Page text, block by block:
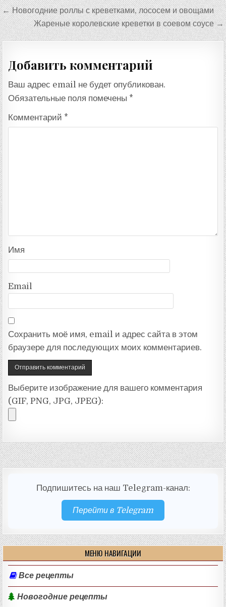
Навигация
по
записям
← Новогодние роллы с креветками, лососем и овощами
Жареные королевские креветки в соевом соусе →
Добавить комментарий
Ваш адрес email не будет опубликован.
Обязательные поля помечены *
Комментарий *
Имя
Email
Сохранить моё имя, email и адрес сайта в этом
браузере для последующих моих комментариев.
Выберите изображение для вашего комментария
(GIF, PNG, JPG, JPEG):
Подпишитесь на наш Telegram-канал:
Перейти в Telegram
МЕНЮ НАВИГАЦИИ
Все рецепты
Новогодние рецепты